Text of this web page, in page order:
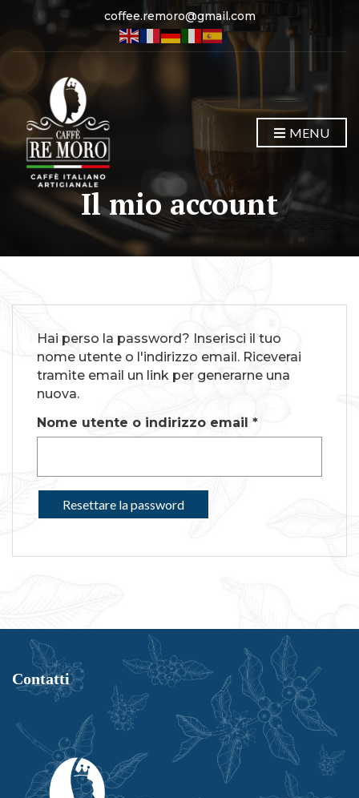
coffee.remoro@gmail.com
MENU
Il mio account
Hai perso la password? Inserisci il tuo
nome utente o l'indirizzo email. Riceverai
tramite email un link per generarne una
nuova.
Nome utente o indirizzo email *Richiesto
Resettare la password
Contatti